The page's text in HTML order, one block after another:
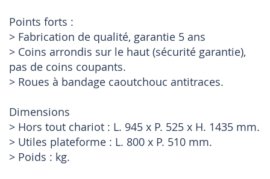
Points forts :
> Fabrication de qualité, garantie 5 ans
> Coins arrondis sur le haut (sécurité garantie),
pas de coins coupants.
> Roues à bandage caoutchouc antitraces.
Dimensions
> Hors tout chariot : L. 945 x P. 525 x H. 1435 mm.
> Utiles plateforme : L. 800 x P. 510 mm.
> Poids : kg.